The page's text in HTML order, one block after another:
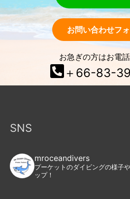
お問い合わせフ
お急ぎの方はお電
＋66-83-
SNS
mroceandivers
プーケットのダイビングの様子
ップ！